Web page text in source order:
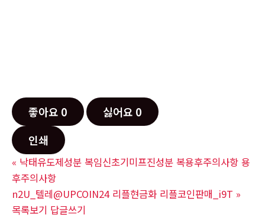
좋아요 0 싫어요 0
인쇄
« 낙태유도제성분 복임신초기미프진성분 복용후주의사항 용
후주의사항
n2U_텔레@UPCOIN24 리플현금화 리플코인판매_i9T »
목록보기 답글쓰기